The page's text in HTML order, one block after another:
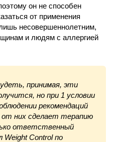
он не способен
от применения
несовершеннолетним,
и людям с аллергией
принимая, эти
но при 1 условии
рекомендаций
от них сделает терапию
ответственный
Weight Control по